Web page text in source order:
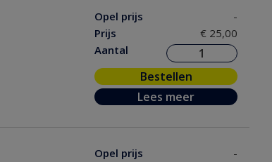
Opel prijs
-
Prijs
€ 25,00
Aantal
Bestellen
Lees meer
Opel prijs
-